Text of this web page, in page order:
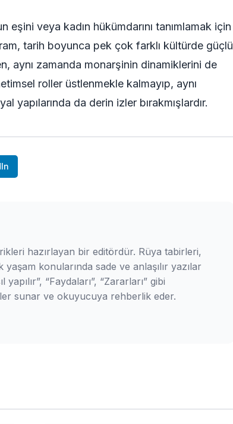
veya kadın hükümdarını tanımlamak için
tarih boyunca pek çok farklı kültürde güçlü
aynı zamanda monarşinin dinamiklerini de
roller üstlenmekle kalmayıp, aynı
yapılarında da derin izler bırakmışlardır.
hazırlayan bir editördür. Rüya tabirleri,
konularında sade ve anlaşılır yazılar
yapılır”, “Faydaları”, “Zararları” gibi
sunar ve okuyucuya rehberlik eder.